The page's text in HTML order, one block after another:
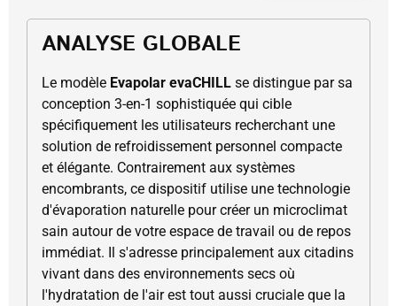
ANALYSE GLOBALE
Le modèle Evapolar evaCHILL se distingue par sa
conception 3-en-1 sophistiquée qui cible
spécifiquement les utilisateurs recherchant une
solution de refroidissement personnel compacte
et élégante. Contrairement aux systèmes
encombrants, ce dispositif utilise une technologie
d'évaporation naturelle pour créer un microclimat
sain autour de votre espace de travail ou de repos
immédiat. Il s'adresse principalement aux citadins
vivant dans des environnements secs où
l'hydratation de l'air est tout aussi cruciale que la